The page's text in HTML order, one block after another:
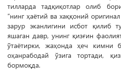
тилларда тадқиқотлар олиб
”нинг ҳаётий ва хаққоний
зарур эканлигини исбот қилиб
яшаган давр, унинг қизғин
ўтаётирки, жаҳонда ҳеч кимни
оҳанрабодай ўзига тортади,
бормоқда.